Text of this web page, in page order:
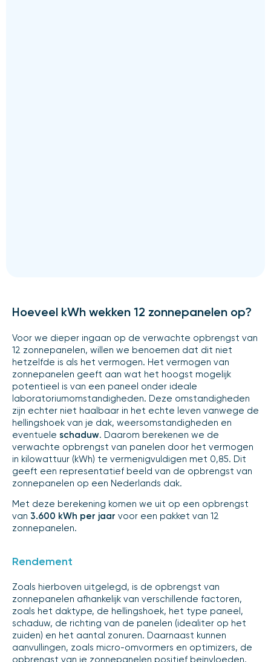
Hoeveel kWh wekken 12 zonnepanelen op?
Voor we dieper ingaan op de verwachte opbrengst van
12 zonnepanelen, willen we benoemen dat dit niet
hetzelfde is als het vermogen. Het vermogen van
zonnepanelen geeft aan wat het hoogst mogelijk
potentieel is van een paneel onder ideale
laboratoriumomstandigheden. Deze omstandigheden
zijn echter niet haalbaar in het echte leven vanwege de
hellingshoek van je dak, weersomstandigheden en
eventuele schaduw. Daarom berekenen we de
verwachte opbrengst van panelen door het vermogen
in kilowattuur (kWh) te vermenigvuldigen met 0,85. Dit
geeft een representatief beeld van de opbrengst van
zonnepanelen op een Nederlands dak.
Met deze berekening komen we uit op een opbrengst
van 3.600 kWh per jaar voor een pakket van 12
zonnepanelen.
Rendement
Zoals hierboven uitgelegd, is de opbrengst van
zonnepanelen afhankelijk van verschillende factoren,
zoals het daktype, de hellingshoek, het type paneel,
schaduw, de richting van de panelen (idealiter op het
zuiden) en het aantal zonuren. Daarnaast kunnen
aanvullingen, zoals micro-omvormers en optimizers, de
opbrengst van je zonnepanelen positief beïnvloeden.